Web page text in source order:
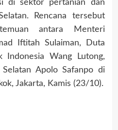
di sektor pertanian dan
Rencana tersebut
antara Menteri
Iftitah Sulaiman, Duta
Indonesia Wang Lutong,
Apolo Safanpo di
Jakarta, Kamis (23/10).